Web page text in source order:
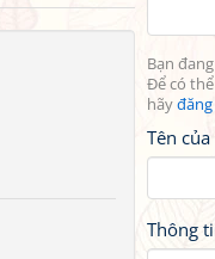
Bạn
Để có
hãy
Tên
Thông